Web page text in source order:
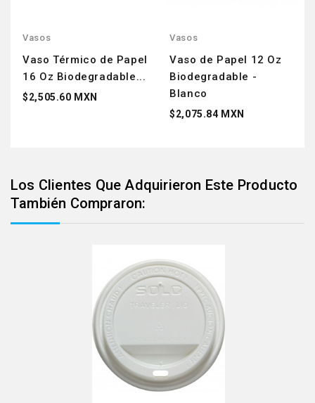
Vasos
Vaso Térmico de Papel
16 Oz Biodegradable...
$2,505.60 MXN
Vasos
Vaso de Papel 12 Oz
Biodegradable -
Blanco
$2,075.84 MXN
Los Clientes Que Adquirieron Este Producto
También Compraron: